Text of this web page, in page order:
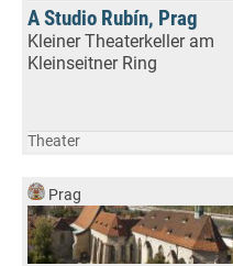
A Studio Rubín, Prag
Kleiner Theaterkeller am
Kleinseitner Ring
Theater
Prag